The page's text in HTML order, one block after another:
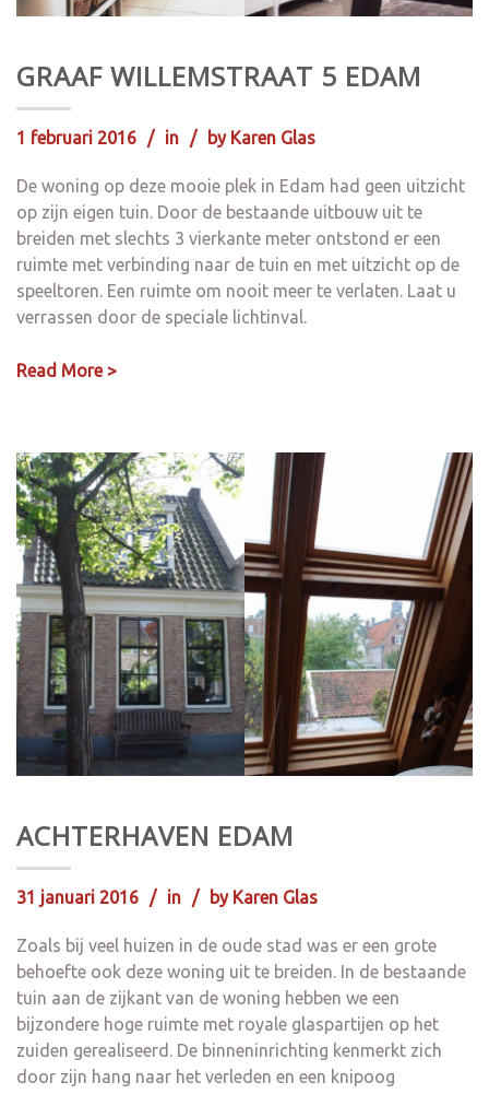
GRAAF WILLEMSTRAAT 5 EDAM
1 februari 2016 in by Karen Glas
De woning op deze mooie plek in Edam had geen uitzicht
op zijn eigen tuin. Door de bestaande uitbouw uit te
breiden met slechts 3 vierkante meter ontstond er een
ruimte met verbinding naar de tuin en met uitzicht op de
speeltoren. Een ruimte om nooit meer te verlaten. Laat u
verrassen door de speciale lichtinval.
Read More >
ACHTERHAVEN EDAM
31 januari 2016 in by Karen Glas
Zoals bij veel huizen in de oude stad was er een grote
behoefte ook deze woning uit te breiden. In de bestaande
tuin aan de zijkant van de woning hebben we een
bijzondere hoge ruimte met royale glaspartijen op het
zuiden gerealiseerd. De binneninrichting kenmerkt zich
door zijn hang naar het verleden en een knipoog